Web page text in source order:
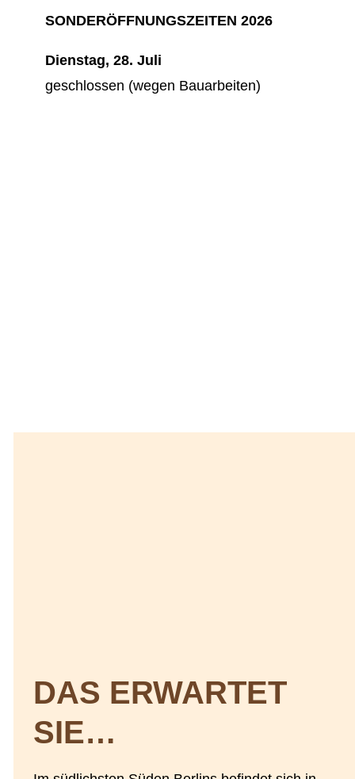
SONDERÖFFNUNGSZEITEN 2026
Dienstag, 28. Juli
geschlossen (wegen Bauarbeiten)
DAS ERWARTET
SIE…